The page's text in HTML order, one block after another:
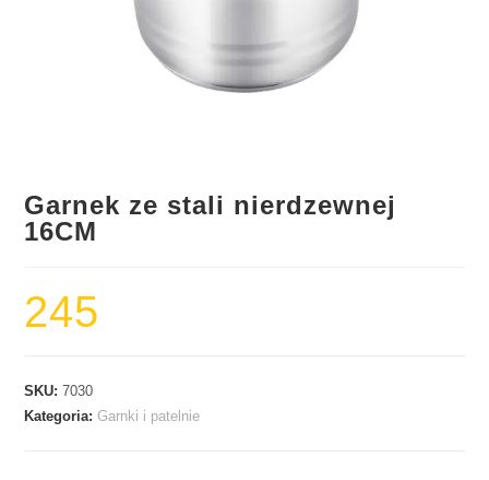
Garnek ze stali nierdzewnej
16CM
245
SKU:7030
Kategoria:Garnki i patelnie